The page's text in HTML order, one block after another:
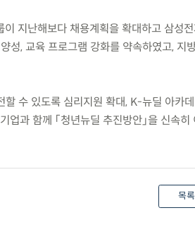
지난해보다 채용계획을 확대하고 삼성
성, 교육 프로그램 강화를 약속하였고, 지
수 있도록 심리지원 확대, K-뉴딜 아카
과 함께 「청년뉴딜 추진방안」을 신속히
목